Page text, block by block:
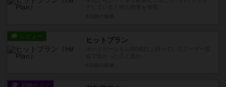
レビュー ヒットプラン
戦略やコツ